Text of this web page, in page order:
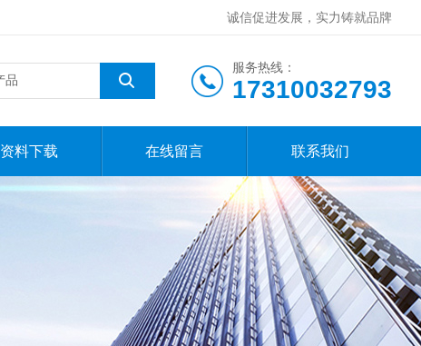
诚信促进发展，实力铸就品牌
服务热线：
17310032793
资料下载 在线留言 联系我们